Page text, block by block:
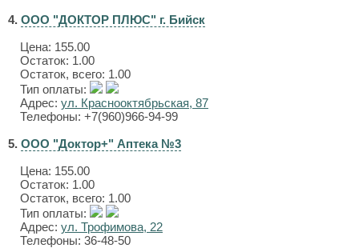
4. ООО "ДОКТОР ПЛЮС" г. Бийск
Цена: 155.00
Остаток: 1.00
Остаток, всего: 1.00
Тип оплаты:
Адрес: ул. Краснооктябрьская, 87
Телефоны: +7(960)966-94-99
5. ООО "Доктор+" Аптека №3
Цена: 155.00
Остаток: 1.00
Остаток, всего: 1.00
Тип оплаты:
Адрес: ул. Трофимова, 22
Телефоны: 36-48-50